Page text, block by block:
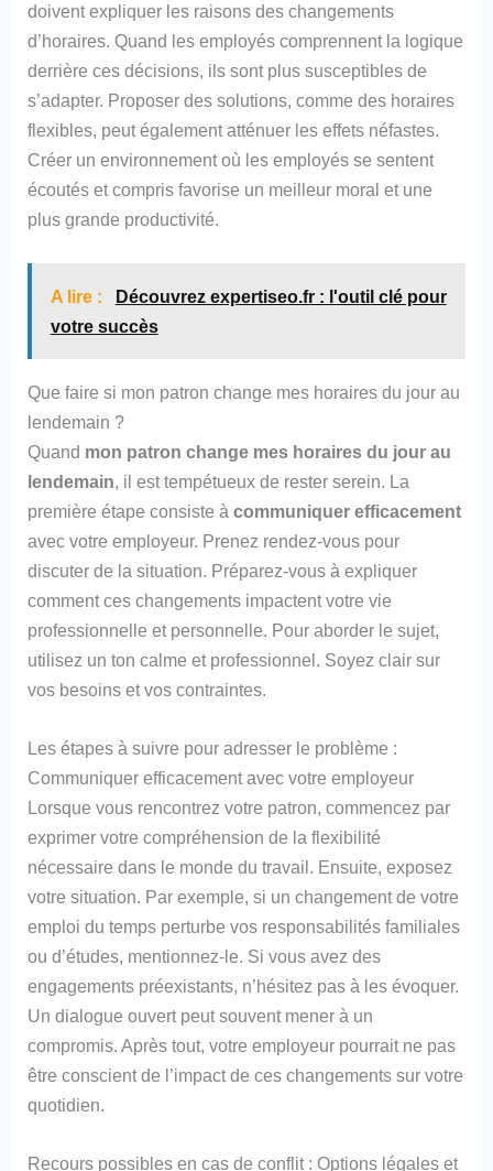
doivent expliquer les raisons des changements
d’horaires. Quand les employés comprennent la logique
derrière ces décisions, ils sont plus susceptibles de
s’adapter. Proposer des solutions, comme des horaires
flexibles, peut également atténuer les effets néfastes.
Créer un environnement où les employés se sentent
écoutés et compris favorise un meilleur moral et une
plus grande productivité.
A lire :
Découvrez expertiseo.fr : l'outil clé pour
votre succès
Que faire si mon patron change mes horaires du jour au
lendemain ?
Quand mon patron change mes horaires du jour au
lendemain , il est tempétueux de rester serein. La
première étape consiste àcommuniquer efficacement
avec votre employeur. Prenez rendez-vous pour
discuter de la situation. Préparez-vous à expliquer
comment ces changements impactent votre vie
professionnelle et personnelle. Pour aborder le sujet,
utilisez un ton calme et professionnel. Soyez clair sur
vos besoins et vos contraintes.
Les étapes à suivre pour adresser le problème :
Communiquer efficacement avec votre employeur
Lorsque vous rencontrez votre patron, commencez par
exprimer votre compréhension de la flexibilité
nécessaire dans le monde du travail. Ensuite, exposez
votre situation. Par exemple, si un changement de votre
emploi du temps perturbe vos responsabilités familiales
ou d’études, mentionnez-le. Si vous avez des
engagements préexistants, n’hésitez pas à les évoquer.
Un dialogue ouvert peut souvent mener à un
compromis. Après tout, votre employeur pourrait ne pas
être conscient de l’impact de ces changements sur votre
quotidien.
Recours possibles en cas de conflit : Options légales et